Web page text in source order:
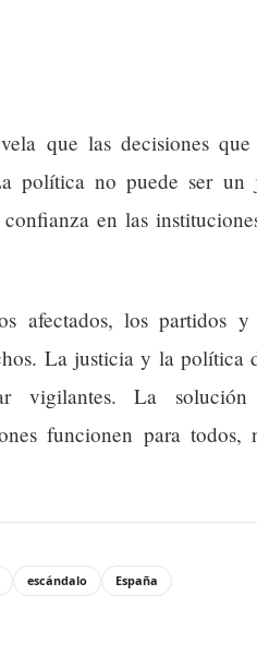
que las decisiones
política no puede ser un
en las
afectados, los partidos
La justicia y la política
vigilantes. La
funcionen para todos,
escándalo España